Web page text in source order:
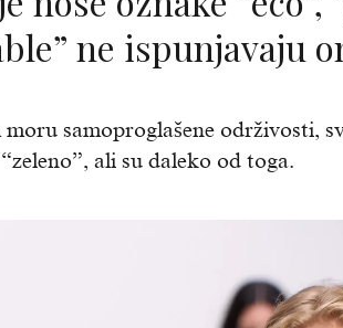
ne ispunjavaju
samoproglašene održivosti,
ali su daleko od toga.